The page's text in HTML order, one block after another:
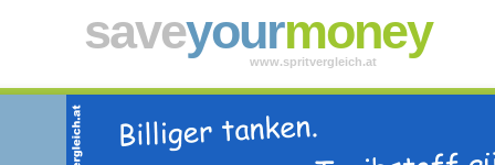
saveyourmoney
www.spritvergleich.at